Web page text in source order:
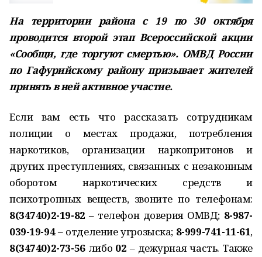
На территории района с 19 по 30 октября
проводится второй этап Всероссийской акции
«Сообщи, где торгуют смертью». ОМВД России
по Гафурийскому району призывает жителей
принять в ней активное участие.
Если вам есть что рассказать сотрудникам
полиции о местах продажи, потребления
наркотиков, организации наркопритонов и
других преступлениях, связанных с незаконным
оборотом наркотических средств и
психотропных веществ, звоните по телефонам:
8(34740)2-19-82 – телефон доверия ОМВД; 8-987-
039-19-94– отделение угрозыска; 8-999-741-11-61,
8(34740)2-73-56либо 02 – дежурная часть. Также